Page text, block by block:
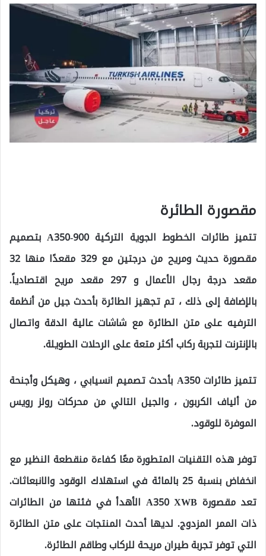
مقصورة الطائرة
تتميز طائرات الخطوط الجوية التركية A350-900 بتصميم
مقصورة حديث ومريح من درجتين مع 329 مقعدًا منها 32
مقعد درجة رجال الأعمال و 297 مقعد مريح اقتصادياً.
بالإضافة إلى ذلك ، تم تجهيز الطائرة بأحدث جيل من أنظمة
الترفيه على متن الطائرة مع شاشات عالية الدقة واتصال
بالإنترنت لتجربة ركاب أكثر متعة على الرحلات الطويلة.
تتميز طائرات A350 بأحدث تصميم انسيابي ، وهيكل وأجنحة
من ألياف الكربون ، والجيل التالي من محركات رولز رويس
الموفرة للوقود.
توفر هذه التقنيات المتطورة معًا كفاءة منقطعة النظير مع
انخفاض بنسبة 25 بالمائة في استهلاك الوقود والانبعاثات.
تعد مقصورة A350 XWB الأهدأ في فئتها من الطائرات
ذات الممر المزدوج. لديها أحدث المنتجات على متن الطائرة
التي توفر تجربة طيران مريحة للركاب وطاقم الطائرة.